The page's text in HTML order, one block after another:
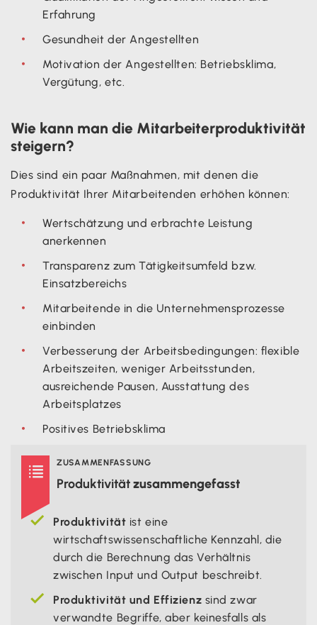
Erfahrung
Gesundheit der Angestellten
Motivation der Angestellten: Betriebsklima,
Vergütung, etc.
Wie kann man die Mitarbeiterproduktivität
steigern?
Dies sind ein paar Maßnahmen, mit denen die
Produktivität Ihrer Mitarbeitenden erhöhen können:
Wertschätzung und erbrachte Leistung
anerkennen
Transparenz zum Tätigkeitsumfeld bzw.
Einsatzbereichs
Mitarbeitende in die Unternehmensprozesse
einbinden
Verbesserung der Arbeitsbedingungen: flexible
Arbeitszeiten, weniger Arbeitsstunden,
ausreichende Pausen, Ausstattung des
Arbeitsplatzes
Positives Betriebsklima
 ZUSAMMENFASSUNG
Produktivitätzusammengefasst
Produktivität ist eine
wirtschaftswissenschaftliche Kennzahl, die
durch die Berechnung das Verhältnis
zwischen Input und Output beschreibt.
Produktivität und Effizienz sind zwar
verwandte Begriffe, aber keinesfalls als